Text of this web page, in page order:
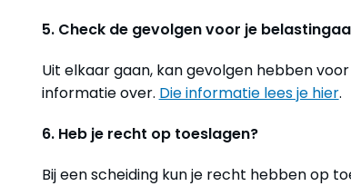
5. Check de gevolgen voor je
Uit elkaar gaan, kan gevolgen hebben
informatie over. Die informatie lees je hier.
6. Heb je recht op toeslagen?
Bij een scheiding kun je recht hebben op